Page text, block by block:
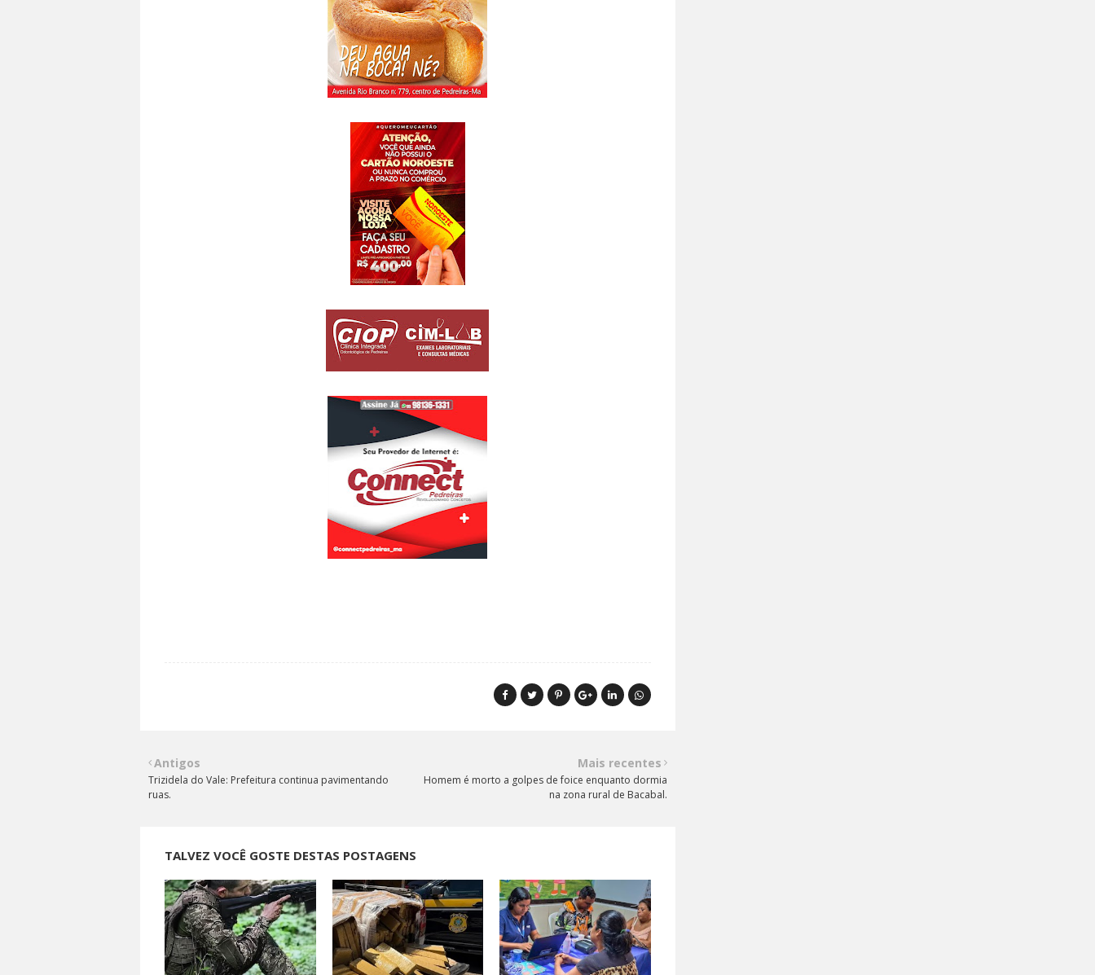
Mais recentes
Homem é morto a golpes de foice enquanto dormia
na zona rural de Bacabal.
Antigos
Trizidela do Vale: Prefeitura continua pavimentando
ruas.
TALVEZ VOCÊ GOSTE DESTAS POSTAGENS